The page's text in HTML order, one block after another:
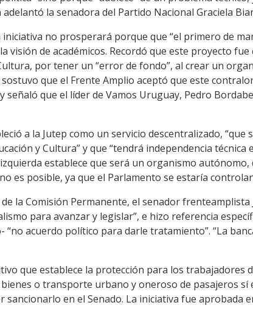
la senadora del Partido Nacional Graciela
no prosperará porque que “el primero de
visión de académicos. Recordó que este proyecto
por tener un “error de fondo”, al crear un
que el Frente Amplio aceptó que este
señaló que el líder de Vamos Uruguay, Pedro
a la Jutep como un servicio descentralizado,
y Cultura” y que “tendrá independencia técnica
establece que será un organismo
es posible, ya que el Parlamento se estaría
la Comisión Permanente, el senador frenteamplista
para avanzar y legislar”, e hizo referencia
“no acuerdo político para darle tratamiento”. “La
que establece la protección para los
o transporte urbano y oneroso de pasajeros
sancionarlo en el Senado. La iniciativa fue aprobada